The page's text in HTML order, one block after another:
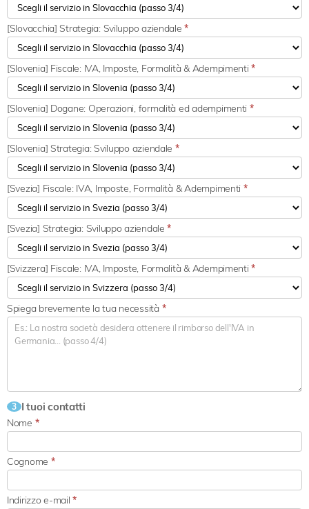
[Slovacchia] Strategia: Sviluppo aziendale*
[Slovenia] Fiscale: IVA, Imposte, Formalità & Adempimenti*
[Slovenia] Dogane: Operazioni, formalità ed adempimenti *
[Slovenia] Strategia: Sviluppo aziendale *
[Svezia] Fiscale: IVA, Imposte, Formalità & Adempimenti *
[Svezia] Strategia: Sviluppo aziendale*
[Svizzera] Fiscale: IVA, Imposte, Formalità & Adempimenti*
Spiega brevemente la tua necessità *
3 I tuoi contatti
Nome *
Cognome *
Indirizzo e-mail*